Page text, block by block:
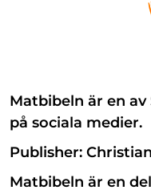
Matbibeln är en
på sociala medier.
Publisher:
Matbibeln är en